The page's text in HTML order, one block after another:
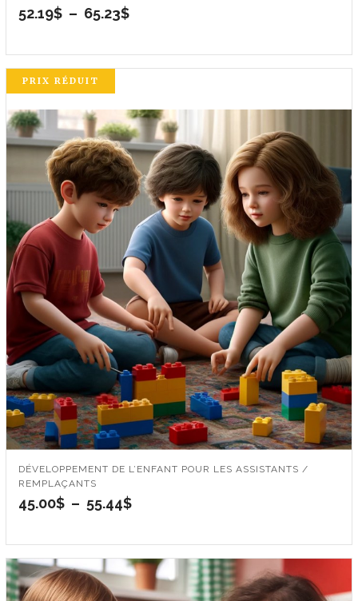
52.19$ – 65.23$Plage
52.19$
PRIX RÉDUIT
DÉVELOPPEMENT DE L’ENFANT POUR LES ASSISTANTS /
REMPLAÇANTS
45.00$ – 55.44$Plage
45.00$
à
55.44$